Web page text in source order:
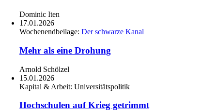
Dominic Iten
17.01.2026
Wochenendbeilage: Der schwarze Kanal
Mehr als eine Drohung
Arnold Schölzel
15.01.2026
Kapital & Arbeit: Universitätspolitik
Hochschulen auf Krieg getrimmt